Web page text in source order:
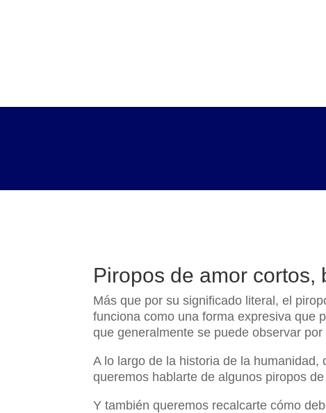
Piropos de amor
Más que por su significado literal, el
funciona como una forma expresiva que
que generalmente se puede observar
A lo largo de la historia de la
queremos hablarte de algunos piropos
Y también queremos recalcarte cómo